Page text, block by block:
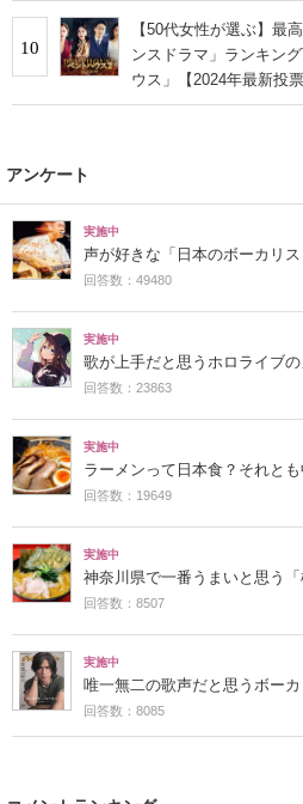
10
【50代女性が選ぶ】最
ンスドラマ」ランキン
ウス」【2024年最新投票
アンケート
実施中
声が好きな「日本のボーカリス
回答数：49480
実施中
歌が上手だと思うホロライブの
回答数：23863
実施中
ラーメンって日本食？それとも
回答数：19649
実施中
神奈川県で一番うまいと思う
回答数：8507
実施中
唯一無二の歌声だと思うボーカ
回答数：8085